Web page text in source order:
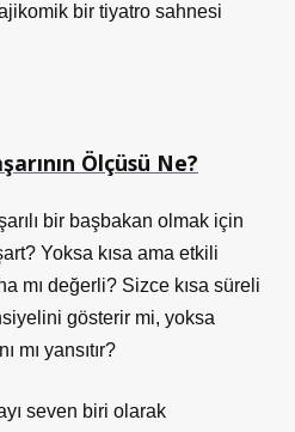
bir tiyatro sahnesi
Ölçüsü Ne?
bir başbakan olmak için
Yoksa kısa ama etkili
mı değerli? Sizce kısa süreli
gösterir mi, yoksa
mı yansıtır?
seven biri olarak